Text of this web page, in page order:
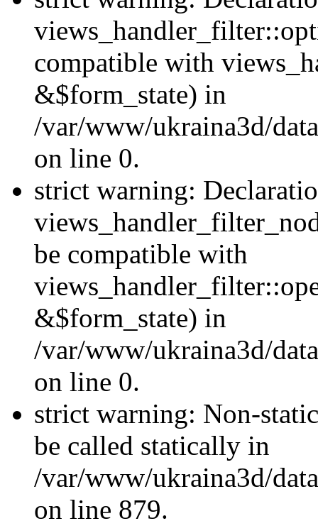
compatible with
&$form_state) in
/var/www/ukraina3d/
on line 0.
strict warning:
be compatible with
&$form_state) in
/var/www/ukraina3d/
on line 0.
strict warning: Non-
be called statically in
/var/www/ukraina3d/
on line 879.